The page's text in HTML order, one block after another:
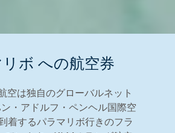
ボ への航空券
空は独自のグローバルネット
・アドルフ・ペンヘル国際空
着するパラマリボ行きのフラ